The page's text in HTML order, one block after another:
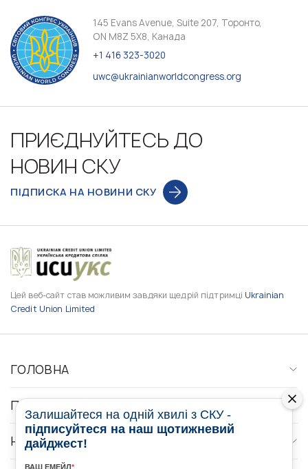
145 Evans Avenue, Suite 207, Торонто,
ON M8Z 5X8, Канада
+1 416 323-3020
uwc@ukrainianworldcongress.org
ПРИЄДНУЙТЕСЬ ДО
НОВИН СКУ
ПІДПИСКА НА НОВИНИ СКУ
Цей веб-сайт став можливим завдяки щедрій підтримці Ukrainian
Credit Union Limited
ГОЛОВНА
ПРО НАС
НОВИНИ
Залишайтеся на одній хвилі з СКУ -
підписуйтеся на наш щотижневий
дайджест!
ВАШ ЕМЕЙЛ*